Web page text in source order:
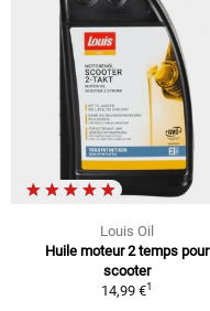
Louis Oil
Huile moteur 2 temps pour
scooter
14,99 €1